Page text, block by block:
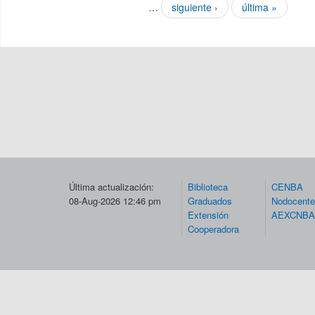
…
siguiente › última »
Última actualización:
08-Aug-2026 12:46 pm
Biblioteca
Graduados
Extensión
Cooperadora
CENBA
AEXCNBA